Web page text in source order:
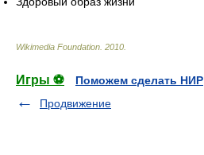
Wikimedia Foundation 2010
Игры ⚽
Поможем сделать НИР
Продвижение